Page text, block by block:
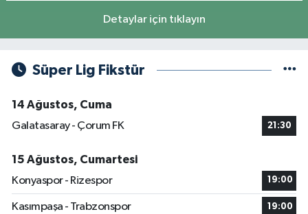
Detaylar için tıklayın
Süper Lig Fikstür
14 Ağustos, Cuma
Galatasaray - Çorum FK
21:30
15 Ağustos, Cumartesi
Konyaspor - Rizespor
19:00
Kasımpaşa - Trabzonspor 19:00